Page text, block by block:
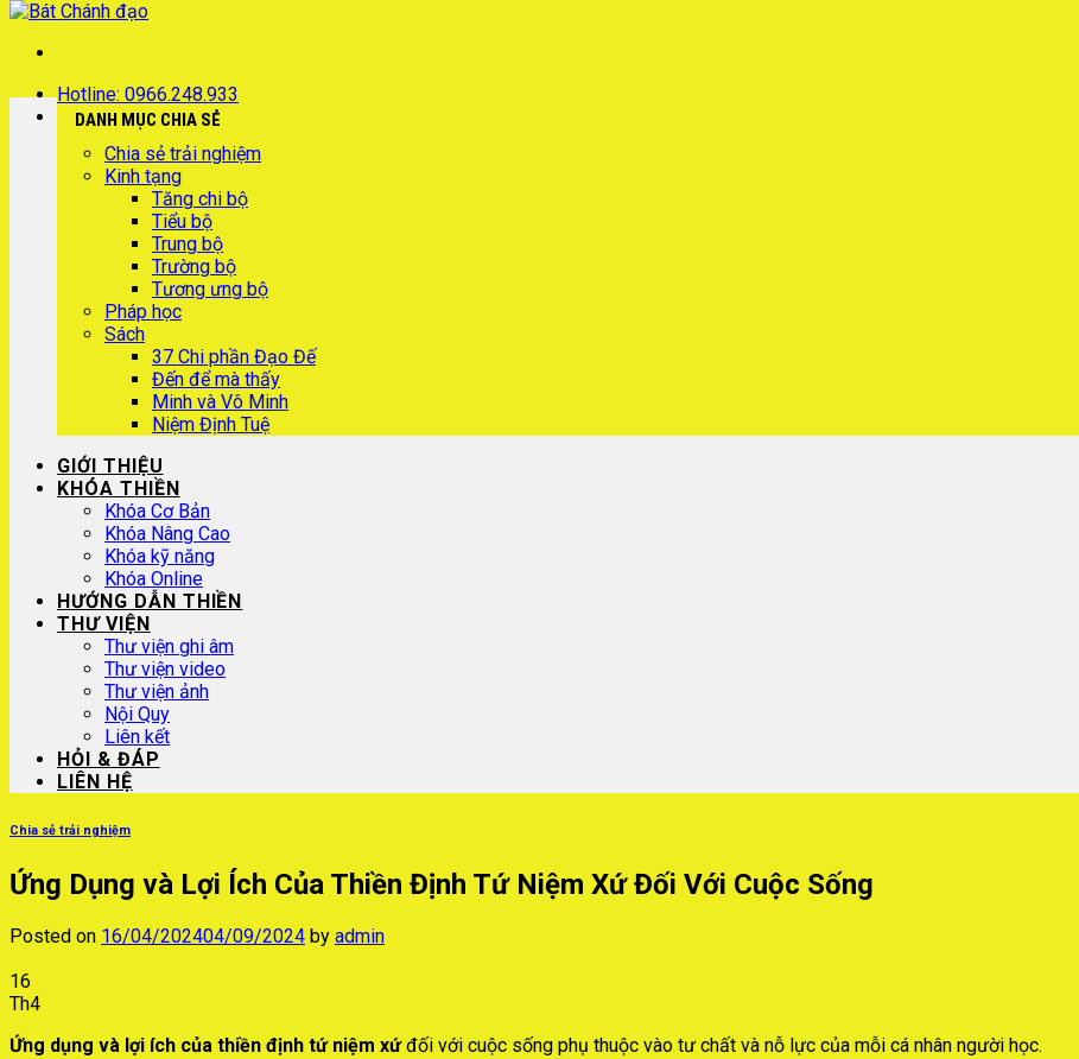
Hotline: 0966.248.933
DANH MỤC CHIA SẺ
Chia sẻ trải nghiệm
Kinh tạng
Tăng chi bộ
Tiểu bộ
Trung bộ
Trường bộ
Tương ưng bộ
Pháp học
Sách
37 Chi phần Đạo Đế
Đến để mà thấy
Minh và Vô Minh
Niệm Định Tuệ
GIỚI THIỆU
KHÓA THIỀN
Khóa Cơ Bản
Khóa Nâng Cao
Khóa kỹ năng
Khóa Online
HƯỚNG DẪN THIỀN
THƯ VIỆN
Thư viện ghi âm
Thư viện video
Thư viện ảnh
Nội Quy
Liên kết
HỎI & ĐÁP
LIÊN HỆ
Chia sẻ trải nghiệm
Ứng Dụng và Lợi Ích Của Thiền Định Tứ Niệm Xứ Đối Với Cuộc Sống
Posted on 16/04/202404/09/2024 by admin
16
Th4
Ứng dụng và lợi ích của thiền định tứ niệm xứđối với cuộc sống phụ thuộc vào tư chất và nỗ lực của mỗi cá nhân người học.